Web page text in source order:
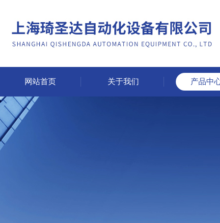
网站首页 关于我们 产品中